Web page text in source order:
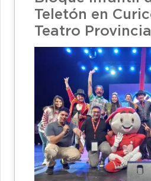
Teletón en
Teatro Provincial